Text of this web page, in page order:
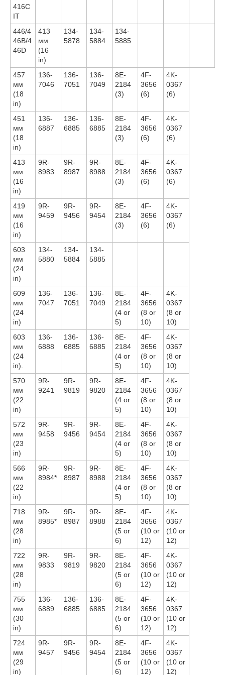
416C
IT
446/4
46B/4
46D
413
мм
(16
in)
134-
5878
134-
5884
134-
5885
457
мм
(18
in)
136-
7046
136-
7051
136-
7049
8E-
2184
(3)
4F-
3656
(6)
4K-
0367
(6)
451
мм
(18
in)
136-
6887
136-
6885
136-
6885
8E-
2184
(3)
4F-
3656
(6)
4K-
0367
(6)
413
мм
(16
in)
9R-
8983
9R-
8987
9R-
8988
8E-
2184
(3)
4F-
3656
(6)
4K-
0367
(6)
419
мм
(16
in)
9R-
9459
9R-
9456
9R-
9454
8E-
2184
(3)
4F-
3656
(6)
4K-
0367
(6)
603
мм
(24
in)
134-
5880
134-
5884
134-
5885
609
мм
(24
in)
136-
7047
136-
7051
136-
7049
8E-
2184
(4 or
5)
4F-
3656
(8 or
10)
4K-
0367
(8 or
10)
603
мм
(24
in).
136-
6888
136-
6885
136-
6885
8E-
2184
(4 or
5)
4F-
3656
(8 or
10)
4K-
0367
(8 or
10)
570
мм
(22
in)
9R-
9241
9R-
9819
9R-
9820
8E-
2184
(4 or
5)
4F-
3656
(8 or
10)
4K-
0367
(8 or
10)
572
мм
(23
in)
9R-
9458
9R-
9456
9R-
9454
8E-
2184
(4 or
5)
4F-
3656
(8 or
10)
4K-
0367
(8 or
10)
566
мм
(22
in)
9R-
8984*
9R-
8987
9R-
8988
8E-
2184
(4 or
5)
4F-
3656
(8 or
10)
4K-
0367
(8 or
10)
718
мм
(28
in)
9R-
8985*
9R-
8987
9R-
8988
8E-
2184
(5 or
6)
4F-
3656
(10 or
12)
4K-
0367
(10 or
12)
722
мм
(28
in)
9R-
9833
9R-
9819
9R-
9820
8E-
2184
(5 or
6)
4F-
3656
(10 or
12)
4K-
0367
(10 or
12)
755
мм
(30
in)
136-
6889
136-
6885
136-
6885
8E-
2184
(5 or
6)
4F-
3656
(10 or
12)
4K-
0367
(10 or
12)
724
мм
(29
in)
9R-
9457
9R-
9456
9R-
9454
8E-
2184
(5 or
6)
4F-
3656
(10 or
12)
4K-
0367
(10 or
12)